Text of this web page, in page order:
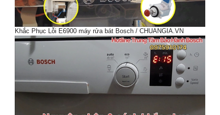
Khắc Phục Lỗi E6900 máy rửa bát Bosch / CHUANGIA.VN